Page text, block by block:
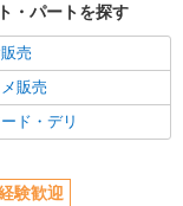
制
得実績あり
・パートを探す
売
販売
ド・デリ
験歓迎